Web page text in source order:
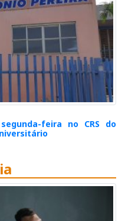
feira no CRS do